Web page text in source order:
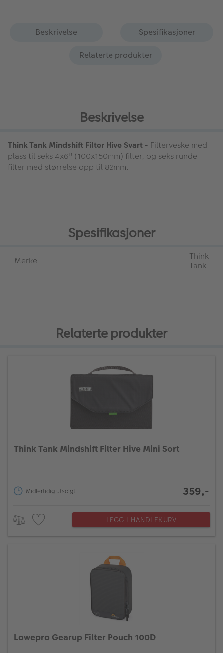
Beskrivelse
Spesifikasjoner
Relaterte produkter
Beskrivelse
Think Tank Mindshift Filter Hive Svart - Filterveske med
plass til seks 4x6" (100x150mm) filter, og seks runde
filter med størrelse opp til 82mm.
Spesifikasjoner
Merke:
Think
Tank
Relaterte produkter
Think Tank Mindshift Filter Hive Mini Sort
Midlertidig utsolgt 359,-
LEGG I HANDLEKURV
Lowepro Gearup Filter Pouch 100D